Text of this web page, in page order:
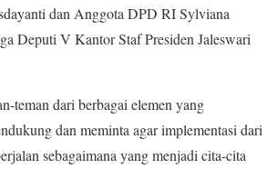
dan Anggota DPD RI Sylviana
Deputi V Kantor Staf Presiden Jaleswari
teman dari berbagai elemen yang
dan meminta agar implementasi dari
sebagaimana yang menjadi cita-cita